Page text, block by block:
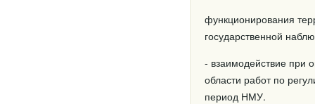
функционирования
государственной
- взаимодействие при
области работ по
период НМУ.